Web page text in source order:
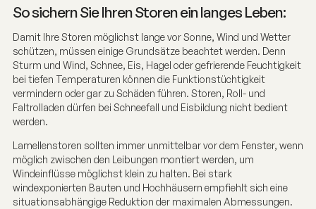
So sichern Sie Ihren Storen ein langes Leben:
Damit Ihre Storen möglichst lange vor Sonne, Wind und Wetter
schützen, müssen einige Grundsätze beachtet werden. Denn
Sturm und Wind, Schnee, Eis, Hagel oder gefrierende Feuchtigkeit
bei tiefen Temperaturen können die Funktionstüchtigkeit
vermindern oder gar zu Schäden führen. Storen, Roll- und
Faltrolladen dürfen bei Schneefall und Eisbildung nicht bedient
werden.
Lamellenstoren sollten immer unmittelbar vor dem Fenster, wenn
möglich zwischen den Leibungen montiert werden, um
Windeinflüsse möglichst klein zu halten. Bei stark
windexponierten Bauten und Hochhäusern empfiehlt sich eine
situationsabhängige Reduktion der maximalen Abmessungen.